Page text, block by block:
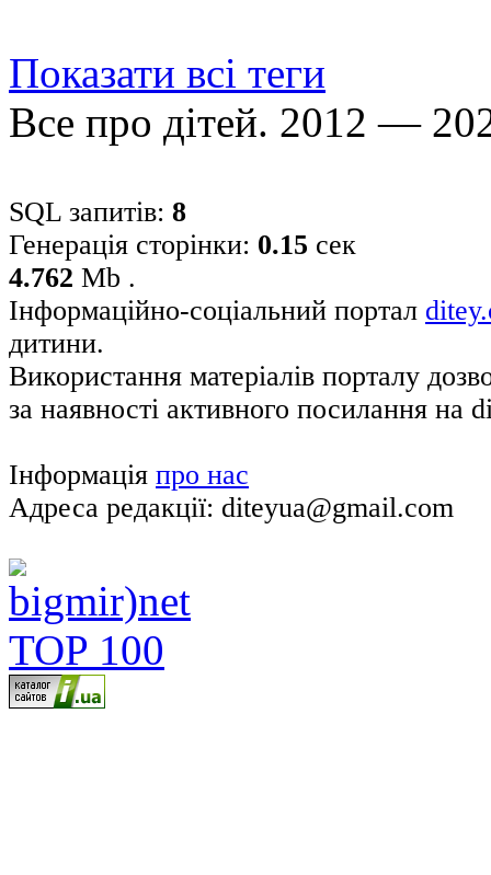
Показати всі теги
Все про дітей. 2012 —
SQL запитів: 8
Генерація сторінки: 0.15 сек
4.762 Mb .
Інформаційно-соціальний портал
дитини.
Використання матеріалів порталу
за наявності активного посилання на
Інформація про нас
Адреса редакції: diteyua@gmail.com